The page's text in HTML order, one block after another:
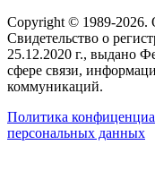
Copyright © 1989-
Свидетельство о
25.12.2020 г., выдано
сфере связи,
коммуникаций.
Политика
персональных данных